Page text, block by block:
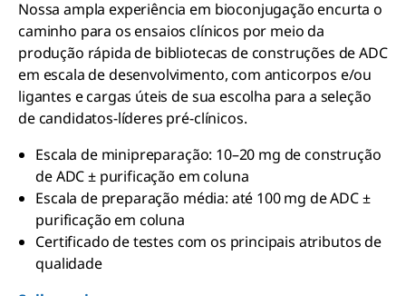
Nossa ampla experiência em bioconjugação encurta o
caminho para os ensaios clínicos por meio da
produção rápida de bibliotecas de construções de ADC
em escala de desenvolvimento, com anticorpos e/ou
ligantes e cargas úteis de sua escolha para a seleção
de candidatos-líderes pré-clínicos.
Escala de minipreparação: 10–20 mg de construção
de ADC ± purificação em coluna
Escala de preparação média: até 100 mg de ADC ±
purificação em coluna
Certificado de testes com os principais atributos de
qualidade